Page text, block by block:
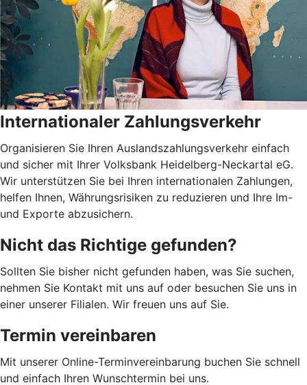
Internationaler Zahlungsverkehr
Organisieren Sie Ihren Auslandszahlungsverkehr einfach
und sicher mit Ihrer Volksbank Heidelberg-Neckartal eG.
Wir unterstützen Sie bei Ihren internationalen Zahlungen,
helfen Ihnen, Währungsrisiken zu reduzieren und Ihre Im-
und Exporte abzusichern.
Nicht das Richtige gefunden?
Sollten Sie bisher nicht gefunden haben, was Sie suchen,
nehmen Sie Kontakt mit uns auf oder besuchen Sie uns in
einer unserer Filialen. Wir freuen uns auf Sie.
Termin vereinbaren
Mit unserer Online-Terminvereinbarung buchen Sie schnell
und einfach Ihren Wunschtermin bei uns.